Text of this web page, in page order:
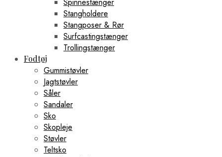
Spinnestænger
Stangholdere
Stangposer & Rør
Surfcastingstænger
Trollingstænger
Fodtøj
Gummistøvler
Jagtstøvler
Såler
Sandaler
Sko
Skopleje
Støvler
Teltsko